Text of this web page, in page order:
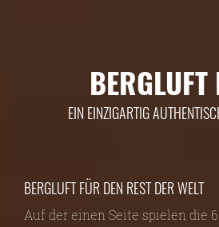
BERGLUFT
EIN EINZIGARTIG
BERGLUFT FÜR DEN REST DER WELT
Auf der einen Seite spielen die